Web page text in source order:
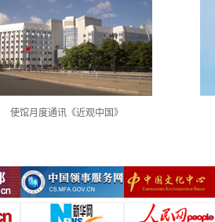
使馆月度通讯《近观中国》